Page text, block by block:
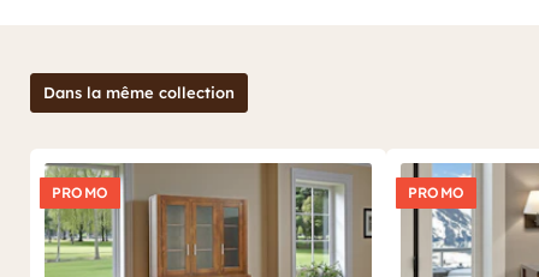
Dans la même collection
PROMO PROMO